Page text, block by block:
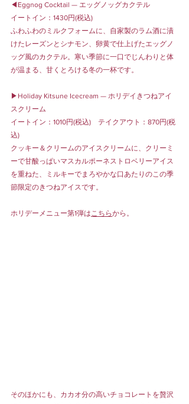
◀︎Eggnog Cocktail — エッグノッグカクテル
イートイン：1430円(税込)
ふわふわのミルクフォームに、自家製のラム酒に漬
けたレーズンとシナモン、卵黄で仕上げたエッグノ
ッグ風のカクテル。寒い季節に一口でじんわりと体
が温まる、甘くとろける冬の一杯です。
▶︎Holiday Kitsune Icecream — ホリデイきつねアイ
スクリーム
イートイン：1010円(税込)　テイクアウト：870円(税
込)
クッキー＆クリームのアイスクリームに、クリーミ
ーで甘酸っぱいマスカルポーネストロベリーアイス
を重ねた、ミルキーでまろやかな口あたりのこの季
節限定のきつねアイスです。
ホリデーメニュー第1弾はこちらから。
そのほかにも、カカオ分の高いチョコレートを贅沢